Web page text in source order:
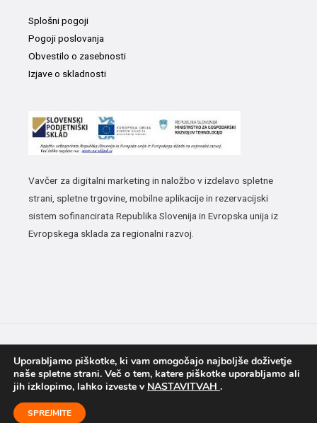
Splošni pogoji
Pogoji poslovanja
Obvestilo o zasebnosti
Izjave o skladnosti
Vavčer za digitalni marketing in naložbo v izdelavo spletne
strani, spletne trgovine, mobilne aplikacije in rezervacijski
sistem sofinancirata Republika Slovenija in Evropska unija iz
Evropskega sklada za regionalni razvoj.
Uporabljamo piškotke, ki vam omogočajo najboljše doživetje
naše spletne strani. Več o tem, katere piškotke uporabljamo ali
jih izklopimo, lahko izveste v NASTAVITVAH .
SPREJMITE